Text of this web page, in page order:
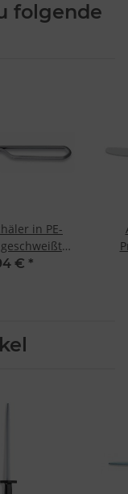
folgende
in PE-
F. Dick
€ *
Inhalten